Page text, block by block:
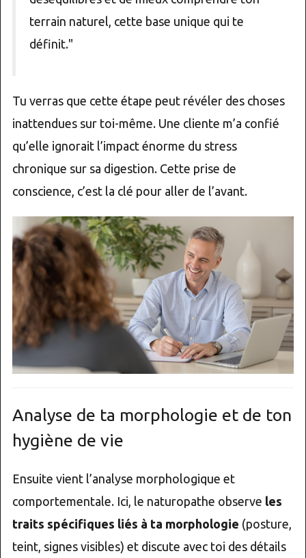
terrain naturel, cette base unique qui te
définit."
Tu verras que cette étape peut révéler des choses
inattendues sur toi-même. Une cliente m’a confié
qu’elle ignorait l’impact énorme du stress
chronique sur sa digestion. Cette prise de
conscience, c’est la clé pour aller de l’avant.
Analyse de ta morphologie et de ton
hygiène de vie
Ensuite vient l’analyse morphologique et
comportementale. Ici, le naturopathe observe les
traits spécifiques liés à ta morphologie (posture,
teint, signes visibles) et discute avec toi des détails